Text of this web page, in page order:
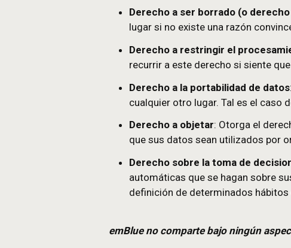
Derecho a la
incompletos.
Derecho a ser borrado
Derecho a restringir el
recurrir a este derecho si
Derecho a la portabilidad
cualquier otro lugar. Tal
Derecho a objetar:
Derecho sobre la toma